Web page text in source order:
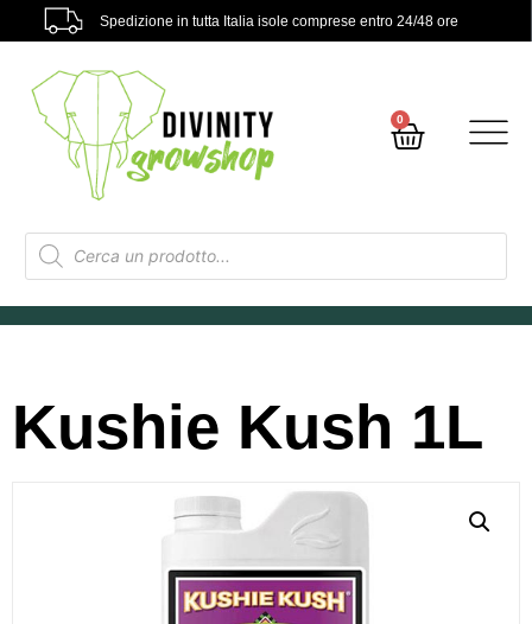
Spedizione in tutta Italia isole comprese entro 24/48 ore
0
Kushie Kush 1L